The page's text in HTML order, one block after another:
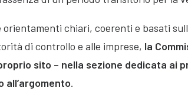
chiari, coerenti e basati
di controllo e alle imprese, la
sito – nella sezione dedicata ai
all’argomento.